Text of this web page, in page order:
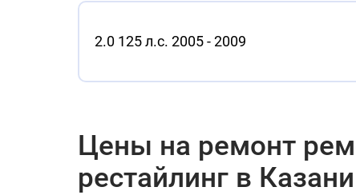
2.0 125 л.с. 2005 - 2009
Цены на ремонт
рестайлинг в Казани